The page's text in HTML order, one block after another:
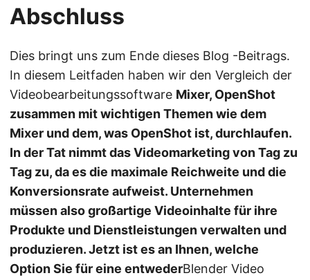
Abschluss
Dies bringt uns zum Ende dieses Blog -Beitrags.
In diesem Leitfaden haben wir den Vergleich der
Videobearbeitungssoftware Mixer, OpenShot
zusammen mit wichtigen Themen wie dem
Mixer und dem, was OpenShot ist, durchlaufen.
In der Tat nimmt das Videomarketing von Tag zu
Tag zu, da es die maximale Reichweite und die
Konversionsrate aufweist. Unternehmen
müssen also großartige Videoinhalte für ihre
Produkte und Dienstleistungen verwalten und
produzieren. Jetzt ist es an Ihnen, welche
Option Sie für eine entwederBlender Video